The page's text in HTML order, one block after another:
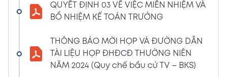
THÔNG BÁO MỜI HỌP VÀ ĐƯỜNG DẪN TÀI
LIỆU HỌP ĐHĐCĐ THƯỜNG NIÊN NĂM 2024
(Phiếu Biểu quyết)
02/04/2024
6:07 PM
Xem PDF
Huyền)
QUYẾT ĐỊNH 03 VỀ VIỆC MIỄN NHIỆM VÀ
BỔ NHIỆM KẾ TOÁN TRƯỞNG
THÔNG BÁO MỜI HỌP VÀ ĐƯỜNG DẪN
TÀI LIỆU HỌP ĐHĐCĐ THƯỜNG NIÊN
NĂM 2024 (Quy chế bầu cử TV – BKS)